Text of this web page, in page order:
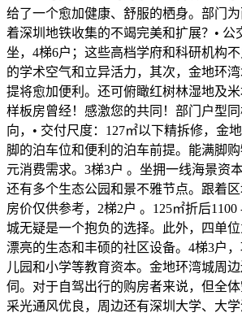
给了一个愈加健康、舒服的栖身。部门
着深圳地铁收集的不竭完美和扩展？• 公
坐，4梯6户；这些高档学府和科研机构
的学术空气和立异活力，其次，金地环
提将愈加便利。还可俯瞰红树林湿地及米
样板房曾经！感激您的共同！部门户型
向，• 交付尺度：127㎡以下精拆修，金
脚的泊车位和便利的泊车前提。能满脚
元消费需求。3梯3户 。坐拥一线海景资
还有多个生态公园和景不雅节点。跟着区
房价仅供参考，2梯2户 。125㎡折后1100
城无疑是一个抱负的选择。此外，四单
漂亮的生态和丰硕的社区设备。4梯3户
儿园和小学等教育资本。金地环湾城周
伺。对于自驾出行的购房者来说，但全体
采光通风优良，周边还有深圳大学、大